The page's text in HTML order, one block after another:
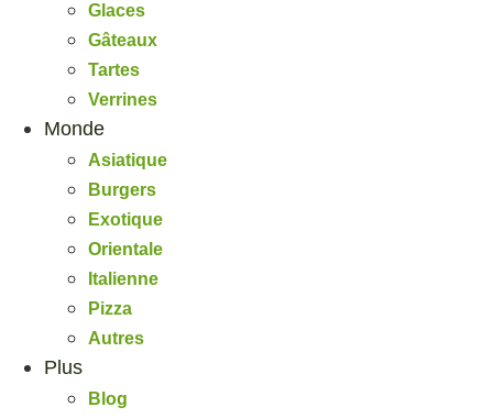
Glaces
Gâteaux
Tartes
Verrines
Monde
Asiatique
Burgers
Exotique
Orientale
Italienne
Pizza
Autres
Plus
Blog